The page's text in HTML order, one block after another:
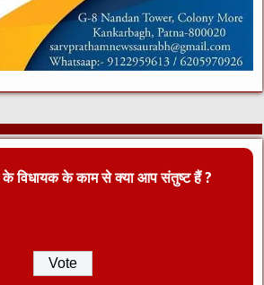
विधायक के काम से क्या आप संतुष्ट हैं ?